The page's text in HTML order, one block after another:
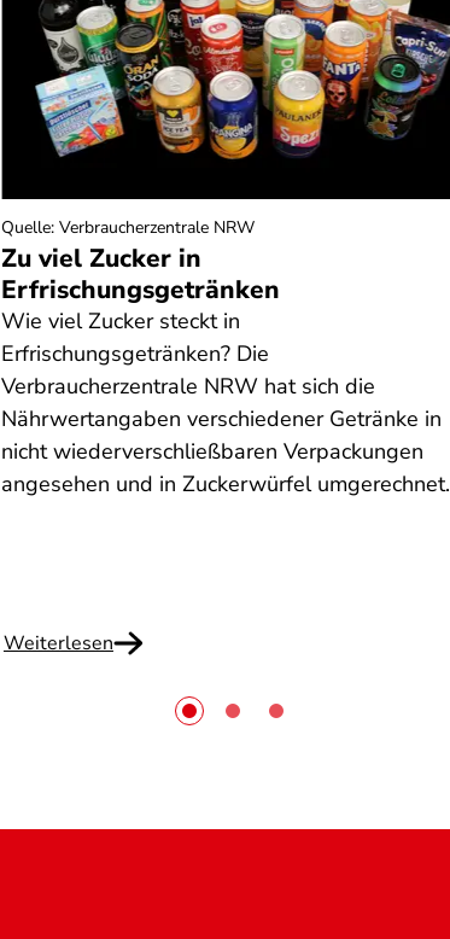
Zu viel Zucker in
Erfrischungsgetränken
Wie viel Zucker steckt in
Erfrischungsgetränken? Die
Verbraucherzentrale NRW hat sich die
Nährwertangaben verschiedener Getränke in
nicht wiederverschließbaren Verpackungen
angesehen und in Zuckerwürfel umgerechnet.
Weiterlesen
Quelle: Verbraucherzentrale NRW